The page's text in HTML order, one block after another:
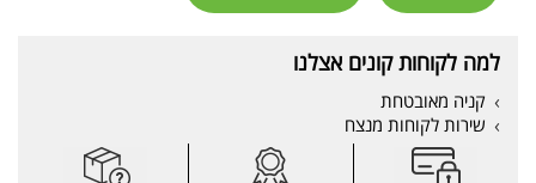
למה לקוחות קונים אצלנו
קניה מאובטחת
שירות לקוחות מנצח